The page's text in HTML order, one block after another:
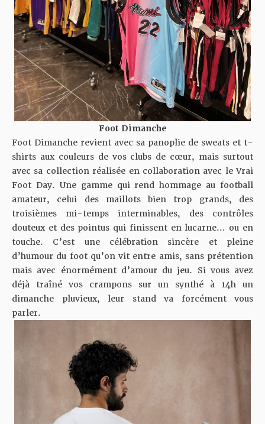
Foot Dimanche
Foot Dimanche revient avec sa panoplie de sweats et t-
shirts aux couleurs de vos clubs de cœur, mais surtout
avec sa collection réalisée en collaboration avec le Vrai
Foot Day. Une gamme qui rend hommage au football
amateur, celui des maillots bien trop grands, des
troisièmes mi-temps interminables, des contrôles
douteux et des pointus qui finissent en lucarne… ou en
touche. C’est une célébration sincère et pleine
d’humour du foot qu’on vit entre amis, sans prétention
mais avec énormément d’amour du jeu. Si vous avez
déjà traîné vos crampons sur un synthé à 14h un
dimanche pluvieux, leur stand va forcément vous
parler.